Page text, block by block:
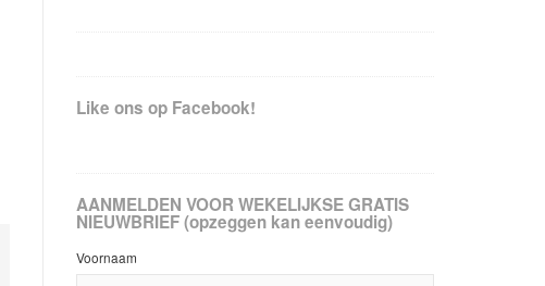
Like ons op Facebook!
AANMELDEN VOOR WEKELIJKSE GRATIS
NIEUWBRIEF (opzeggen kan eenvoudig)
Voornaam